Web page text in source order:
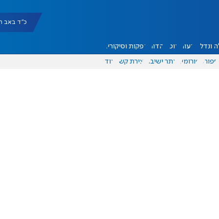
כ"ד באב תשפ"ו
ונדל"ן דעות אוכל יהדות הפקות וסיקורים
ספורט פורומים אתר ישיבה יצירת קשר עוד